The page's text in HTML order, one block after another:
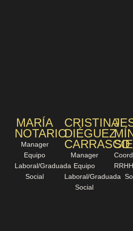
MARÍA
NOTARIO
Manager
Equipo
Laboral/Graduada
Social
CRISTINA
DIÉGUEZ
CARRASCO
Manager
Equipo
Laboral/Graduada
Social